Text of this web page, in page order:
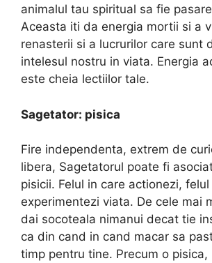
animalul tau spiritual sa fie
Aceasta iti da energia mortii si a
renasterii si a lucrurilor care sunt
intelesul nostru in viata. Energia
este cheia lectiilor tale.
Sagetator: pisica
Fire independenta, extrem de
libera, Sagetatorul poate fi
pisicii. Felul in care actionezi, felul
experimentezi viata. De cele mai
dai socoteala nimanui decat tie
ca din cand in cand macar sa
timp pentru tine. Precum o pisica,